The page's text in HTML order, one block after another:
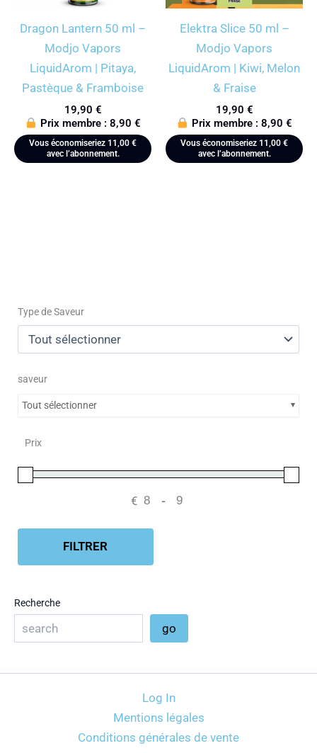
Type de Saveur
saveur
Tout sélectionner
Prix
€ Minimum Price
-Maximum Price
FILTRER
Recherche
go
Dragon Lantern 50 ml –
Modjo Vapors
LiquidArom | Pitaya,
Pastèque & Framboise
19,90 €
Prix membre : 8,90 €
Vous économiseriez 11,00 €
avec l’abonnement.
Elektra Slice 50 ml –
Modjo Vapors
LiquidArom | Kiwi, Melon
& Fraise
19,90 €
Prix membre : 8,90 €
Vous économiseriez 11,00 €
avec l’abonnement.
Log In
Mentions légales
Conditions générales de vente